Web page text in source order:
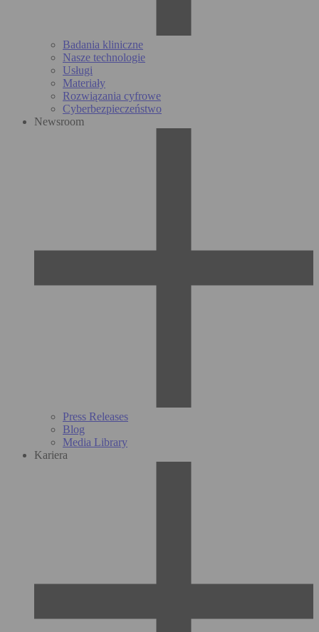
Badania kliniczne
Nasze technologie
Usługi
Materiały
Rozwiązania cyfrowe
Cyberbezpieczeństwo
Newsroom
Press Releases
Blog
Media Library
Kariera